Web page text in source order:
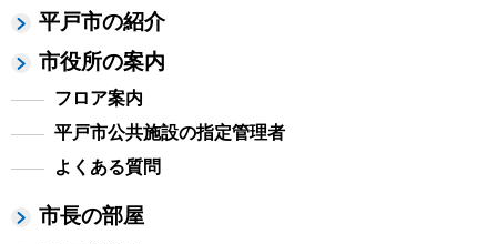
平戸市の紹介
市役所の案内
フロア案内
平戸市公共施設の指定管理者
よくある質問
市長の部屋